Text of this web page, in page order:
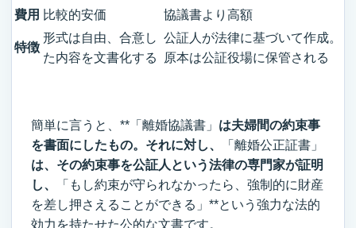
費用 比較的安価 協議書より高額
特徴
形式は自由、合意し
た内容を文書化する
公証人が法律に基づいて作成。
原本は公証役場に保管される
簡単に言うと、**「離婚協議書」 は夫婦間の約束事
を書面にしたもの。それに対し、
「離婚公正証書」
は、その約束事を公証人という法律の専門家が証明
し、
「もし約束が守られなかったら、強制的に財産
を差し押さえることができる」**という強力な法的
効力を持たせた公的な文書です。